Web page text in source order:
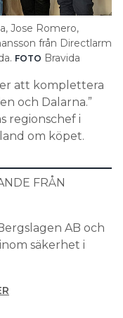
Jose Romero,
från Directlarm
FOTO Bravida
att komplettera
och Dalarna.”
regionschef i
om köpet.
FRÅN
AB och
säkerhet i